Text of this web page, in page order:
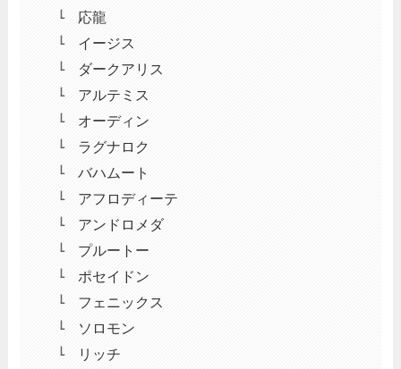
応龍
イージス
ダークアリス
アルテミス
オーディン
ラグナロク
バハムート
アフロディーテ
アンドロメダ
プルートー
ポセイドン
フェニックス
ソロモン
リッチ